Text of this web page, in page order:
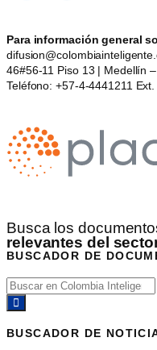
Para información general
46#56-11 Piso 13 | Medellín
Teléfono: +57-4-4441211
Busca los
relevantes del
BUSCADOR DE
BUSCADOR DE